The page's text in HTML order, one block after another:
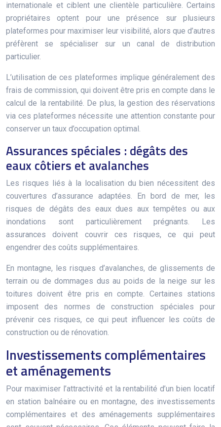
internationale et ciblent une clientèle particulière. Certains
propriétaires optent pour une présence sur plusieurs
plateformes pour maximiser leur visibilité, alors que d’autres
préfèrent se spécialiser sur un canal de distribution
particulier.
L’utilisation de ces plateformes implique généralement des
frais de commission, qui doivent être pris en compte dans le
calcul de la rentabilité. De plus, la gestion des réservations
via ces plateformes nécessite une attention constante pour
conserver un taux d’occupation optimal.
Assurances spéciales : dégâts des
eaux côtiers et avalanches
Les risques liés à la localisation du bien nécessitent des
couvertures d’assurance adaptées. En bord de mer, les
risques de dégâts des eaux dues aux tempêtes ou aux
inondations sont particulièrement prégnants. Les
assurances doivent couvrir ces risques, ce qui peut
engendrer des coûts supplémentaires.
En montagne, les risques d’avalanches, de glissements de
terrain ou de dommages dus au poids de la neige sur les
toitures doivent être pris en compte. Certaines stations
imposent des normes de construction spéciales pour
prévenir ces risques, ce qui peut influencer les coûts de
construction ou de rénovation.
Investissements complémentaires
et aménagements
Pour maximiser l’attractivité et la rentabilité d’un bien locatif
en station balnéaire ou en montagne, des investissements
complémentaires et des aménagements supplémentaires